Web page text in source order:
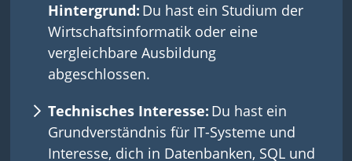
Hintergrund: Du hast ein Studium der
Wirtschaftsinformatik oder eine
vergleichbare Ausbildung
abgeschlossen.
Technisches Interesse: Du hast ein
Grundverständnis für IT-Systeme und
Interesse, dich in Datenbanken, SQL und